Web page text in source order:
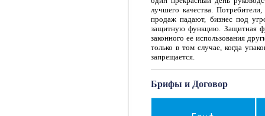
лучшего качества.
продаж падают, бизнес под
защитную функцию. Защитная
законного ее использования
только в том случае, когда
запрещается.
Брифы и Договор